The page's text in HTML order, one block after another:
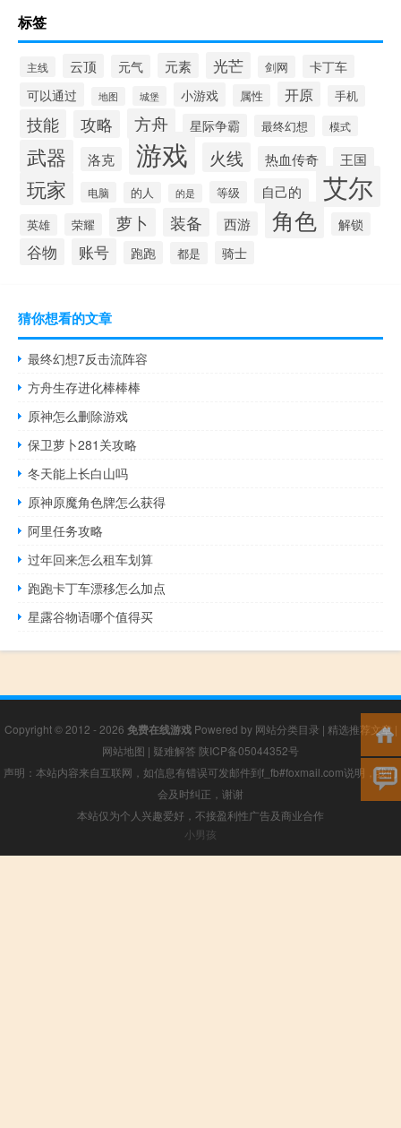
标签
主线 云顶 元气 元素 光芒 剑网 卡丁车
可以通过 地图 城堡 小游戏 属性 开原 手机
技能 攻略 方舟 星际争霸 最终幻想 模式
武器 洛克 游戏 火线 热血传奇 王国
玩家 电脑 的人 的是 等级 自己的 艾尔
英雄 荣耀 萝卜 装备 西游 角色 解锁
谷物 账号 跑跑 都是 骑士
猜你想看的文章
最终幻想7反击流阵容
方舟生存进化棒棒棒
原神怎么删除游戏
保卫萝卜281关攻略
冬天能上长白山吗
原神原魔角色牌怎么获得
阿里任务攻略
过年回来怎么租车划算
跑跑卡丁车漂移怎么加点
星露谷物语哪个值得买
Copyright © 2012 - 2026 免费在线游戏Powered by 网站分类目录 | 精选推荐文章|
网站地图 | 疑难解答 陕ICP备05044352号
声明：本站内容来自互联网，如信息有错误可发邮件到f_fb#foxmail.com说明，我们
会及时纠正，谢谢
本站仅为个人兴趣爱好，不接盈利性广告及商业合作
小男孩